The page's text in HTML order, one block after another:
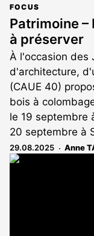
FOCUS
Patrimoine –
à préserver
À l'occasion des
d'architecture,
(CAUE 40)
bois à
le 19 septembre
20 septembre à
29.08.2025 Anne